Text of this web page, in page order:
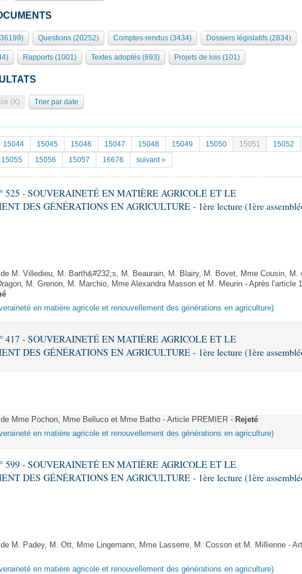
Questions (20252) Comptes-rendus (3434) Dossiers législatifs (2834)
Rapports (1001) Textes adoptés (693) Projets de lois (101)
(X) Trier par date
15044 15045 15046 15047 15048 15049 15050 15051
15052
15055 15056 15057 16676 suivant »
525 - SOUVERAINETÉ EN MATIÈRE AGRICOLE ET LE
DES GÉNÉRATIONS EN AGRICULTURE - 1ère lecture (1ère
M. Villedieu, M. Barth&#232;s, M. Beaurain, M. Blairy, M. Bovet, Mme Cousin, M.
M. Grenon, M. Marchio, Mme Alexandra Masson et M. Meurin - Après l'article
en matière agricole et renouvellement des générations en agriculture)
417 - SOUVERAINETÉ EN MATIÈRE AGRICOLE ET LE
DES GÉNÉRATIONS EN AGRICULTURE - 1ère lecture (1ère
Mme Pochon, Mme Belluco et Mme Batho - Article PREMIER - Rejeté
en matière agricole et renouvellement des générations en agriculture)
599 - SOUVERAINETÉ EN MATIÈRE AGRICOLE ET LE
DES GÉNÉRATIONS EN AGRICULTURE - 1ère lecture (1ère
M. Padey, M. Ott, Mme Lingemann, Mme Lasserre, M. Cosson et M. Millienne -
en matière agricole et renouvellement des générations en agriculture)